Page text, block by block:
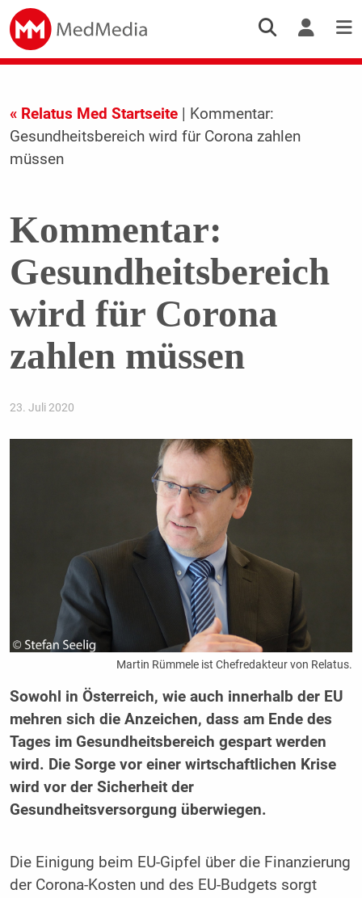
« Relatus Med Startseite| Kommentar:
Gesundheitsbereich wird für Corona zahlen
müssen
Kommentar:
Gesundheitsbereich
wird für Corona
zahlen müssen
23. Juli 2020
Martin Rümmele ist Chefredakteur von Relatus.
Sowohl in Österreich, wie auch innerhalb der EU
mehren sich die Anzeichen, dass am Ende des
Tages im Gesundheitsbereich gespart werden
wird. Die Sorge vor einer wirtschaftlichen Krise
wird vor der Sicherheit der
Gesundheitsversorgung überwiegen.
Die Einigung beim EU-Gipfel über die Finanzierung
der Corona-Kosten und des EU-Budgets sorgt